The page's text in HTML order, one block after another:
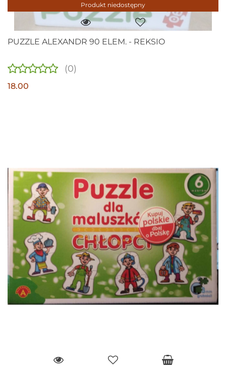
Produkt niedostępny
PUZZLE ALEXANDR 90 ELEM. - REKSIO
(0)
18.00